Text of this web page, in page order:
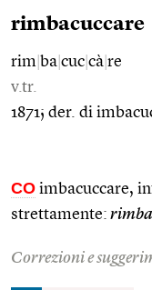
rimbacuccare
rim ba cuc cà re
v.tr.
1871; der. di
CO imbacuccare,
strettamente:
Correzioni e